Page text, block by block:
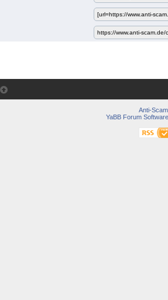
Anti-Scam
YaBB Forum Software